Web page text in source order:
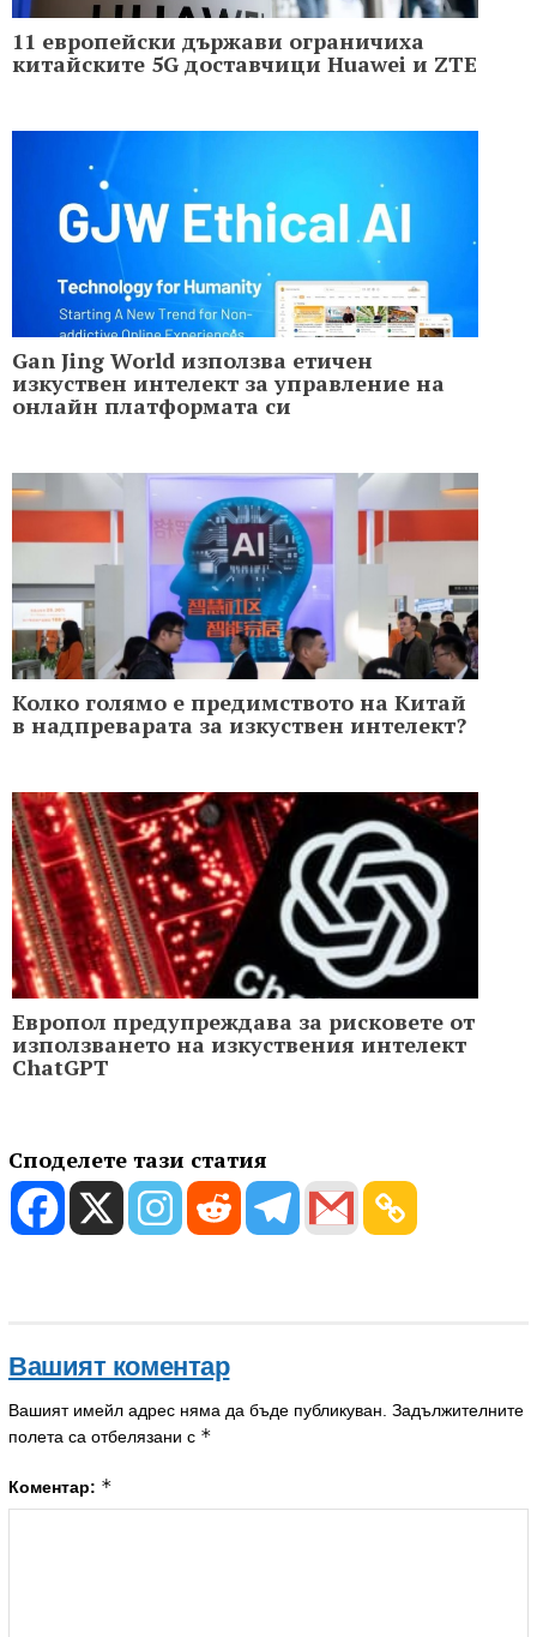
11 европейски държави ограничиха
китайските 5G доставчици Huawei и ZTE
Gan Jing World използва етичен
изкуствен интелект за управление на
онлайн платформата си
Колко голямо е предимството на Китай
в надпреварата за изкуствен интелект?
Европол предупреждава за рисковете от
използването на изкуствения интелект
ChatGPT
Споделете тази статия
Вашият коментар
Вашият имейл адрес няма да бъде публикуван. Задължителните
полета са отбелязани с *
Коментар: *